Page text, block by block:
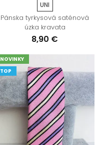
UNI
Pánska tyrkysová saténová
úzka kravata
8,90 €
NOVINKY
TOP